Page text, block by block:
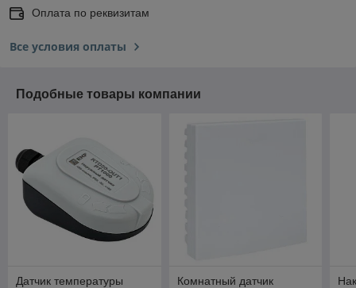
Оплата по реквизитам
Все условия оплаты
Подобные товары компании
Датчик температуры
Комнатный датчик